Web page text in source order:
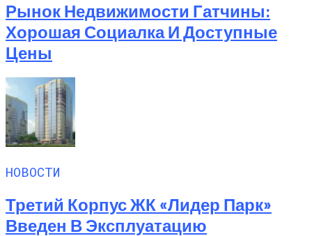
Рынок Недвижимости Гатчины:
Хорошая Социалка И Доступные
Цены
НОВОСТИ
Третий Корпус ЖК «Лидер Парк»
Введен В Эксплуатацию